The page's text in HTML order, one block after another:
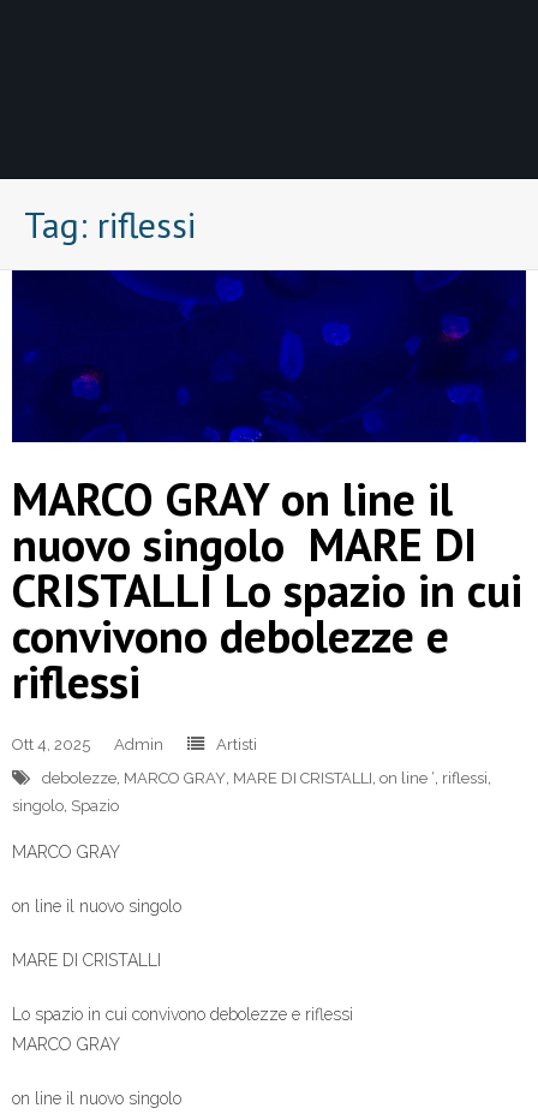
Tag: riflessi
MARCO GRAY on line il
nuovo singolo MARE DI
CRISTALLI Lo spazio in cui
convivono debolezze e
riflessi
Ott 4, 2025 Admin
Artisti
debolezze MARCO GRAY MARE DI CRISTALLI on line ‘ riflessi
singolo Spazio
MARCO GRAY
on line il nuovo singolo
MARE DI CRISTALLI
Lo spazio in cui convivono debolezze e riflessi
MARCO GRAY
on line il nuovo singolo